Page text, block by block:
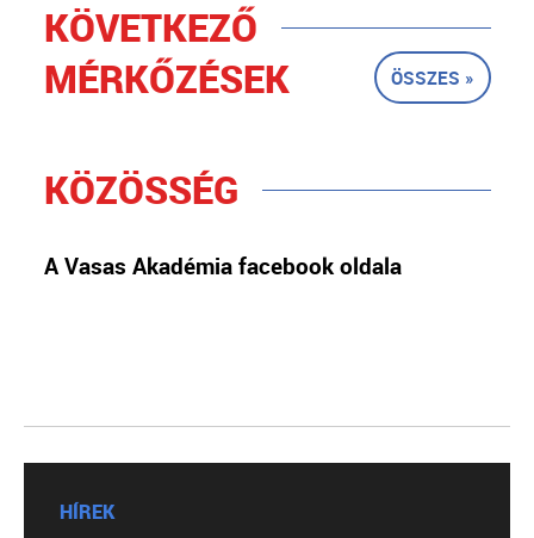
KÖVETKEZŐ
MÉRKŐZÉSEK
ÖSSZES »
KÖZÖSSÉG
A Vasas Akadémia facebook oldala
HÍREK